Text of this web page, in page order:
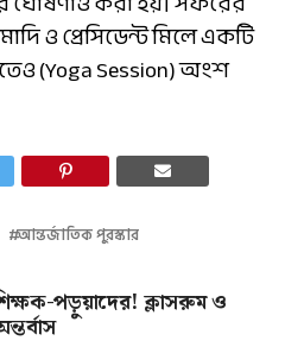
ও প্রেসিডেন্ট মিলে একটি
(Yoga Session) অংশ
আন্তর্জাতিক পুরস্কার
পড়ুয়াদের! ক্লাসরুম ও